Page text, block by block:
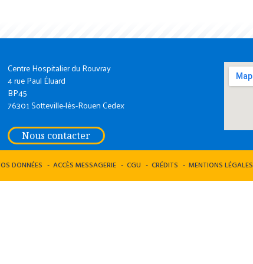
Centre Hospitalier du Rouvray
4 rue Paul Éluard
BP45
76301 Sotteville-lès-Rouen Cedex
Nous contacter
DONNÉES ACCÈS MESSAGERIE CGU CRÉDITS MENTIONS LÉGALES